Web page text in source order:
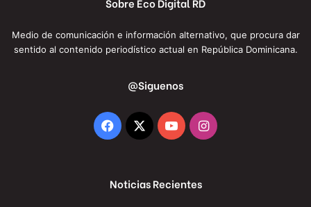
Medio de comunicación e información alternativo, que procura dar
sentido al contenido periodístico actual en República Dominicana.
@Siguenos
Facebook
X YouTubeInstagram
Noticias Recientes